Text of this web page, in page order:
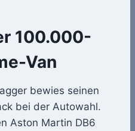
100.000-
Van
bewies seinen
bei der Autowahl.
Aston Martin DB6